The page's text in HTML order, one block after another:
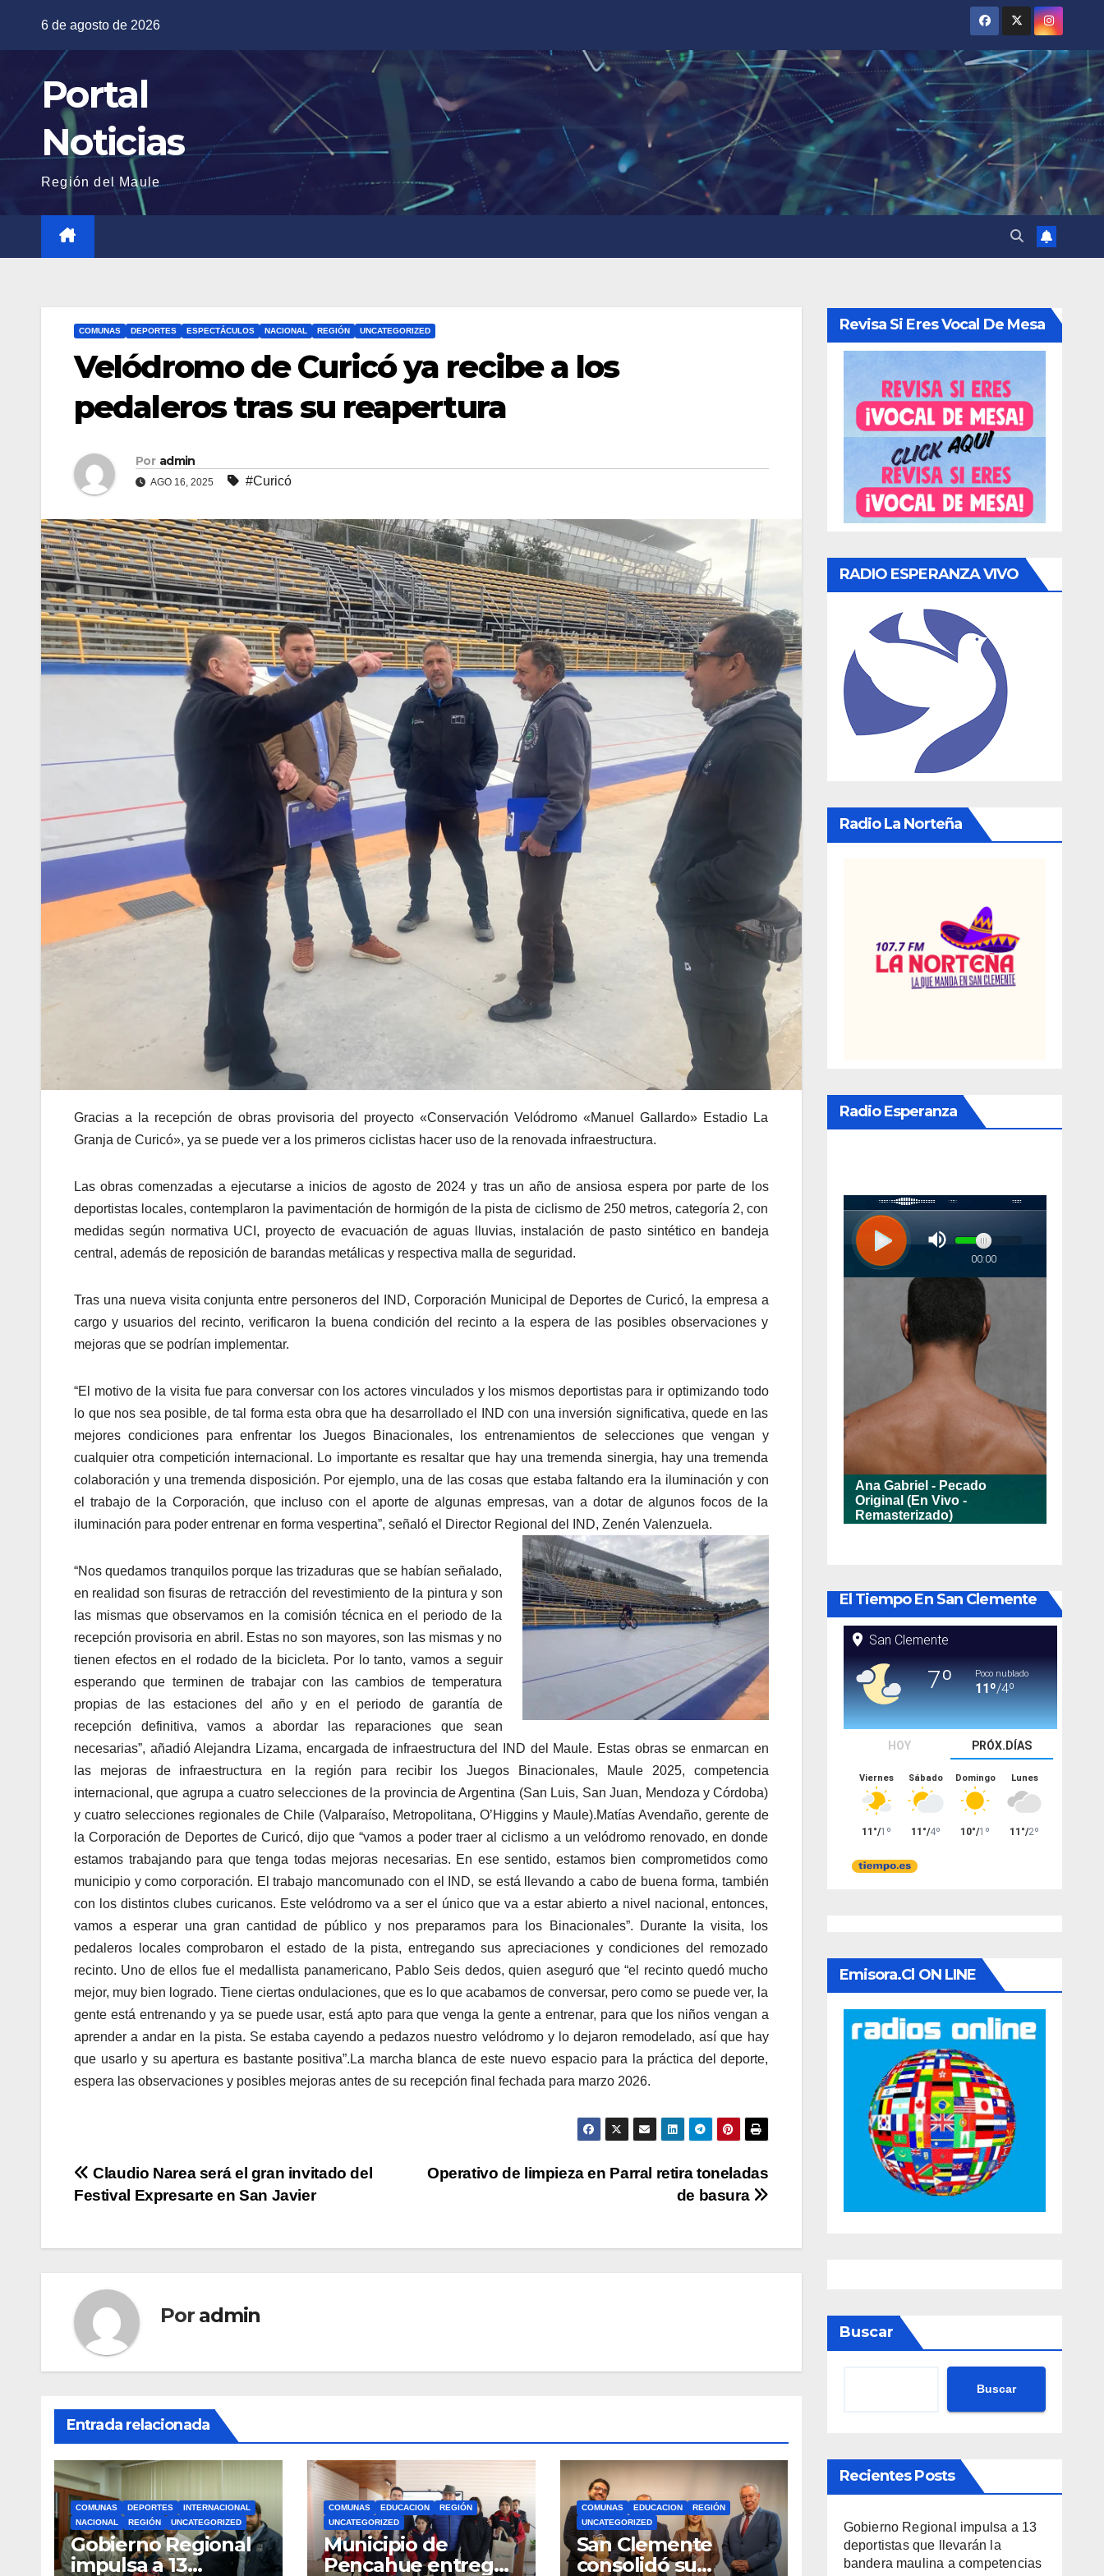
contenido
6 de agosto de 2026
Portal
Noticias
Región del Maule
COMUNAS DEPORTES ESPECTÁCULOS NACIONAL REGIÓN UNCATEGORIZED
Velódromo de Curicó ya recibe a los
pedaleros tras su reapertura
Por admin
AGO 16, 2025 #Curicó
Gracias a la recepción de obras provisoria del proyecto «Conservación Velódromo «Manuel Gallardo» Estadio La
Granja de Curicó», ya se puede ver a los primeros ciclistas hacer uso de la renovada infraestructura.
Las obras comenzadas a ejecutarse a inicios de agosto de 2024 y tras un año de ansiosa espera por parte de los
deportistas locales, contemplaron la pavimentación de hormigón de la pista de ciclismo de 250 metros, categoría 2, con
medidas según normativa UCI, proyecto de evacuación de aguas lluvias, instalación de pasto sintético en bandeja
central, además de reposición de barandas metálicas y respectiva malla de seguridad.
Tras una nueva visita conjunta entre personeros del IND, Corporación Municipal de Deportes de Curicó, la empresa a
cargo y usuarios del recinto, verificaron la buena condición del recinto a la espera de las posibles observaciones y
mejoras que se podrían implementar.
“El motivo de la visita fue para conversar con los actores vinculados y los mismos deportistas para ir optimizando todo
lo que nos sea posible, de tal forma esta obra que ha desarrollado el IND con una inversión significativa, quede en las
mejores condiciones para enfrentar los Juegos Binacionales, los entrenamientos de selecciones que vengan y
cualquier otra competición internacional. Lo importante es resaltar que hay una tremenda sinergia, hay una tremenda
colaboración y una tremenda disposición. Por ejemplo, una de las cosas que estaba faltando era la iluminación y con
el trabajo de la Corporación, que incluso con el aporte de algunas empresas, van a dotar de algunos focos de la
iluminación para poder entrenar en forma vespertina”, señaló el Director Regional del IND, Zenén Valenzuela.
“Nos quedamos tranquilos porque las trizaduras que se habían señalado,
en realidad son fisuras de retracción del revestimiento de la pintura y son
las mismas que observamos en la comisión técnica en el periodo de la
recepción provisoria en abril. Estas no son mayores, son las mismas y no
tienen efectos en el rodado de la bicicleta. Por lo tanto, vamos a seguir
esperando que terminen de trabajar con las cambios de temperatura
propias de las estaciones del año y en el periodo de garantía de
recepción definitiva, vamos a abordar las reparaciones que sean
necesarias”, añadió Alejandra Lizama, encargada de infraestructura del IND del Maule. Estas obras se enmarcan en
las mejoras de infraestructura en la región para recibir los Juegos Binacionales, Maule 2025, competencia
internacional, que agrupa a cuatro selecciones de la provincia de Argentina (San Luis, San Juan, Mendoza y Córdoba)
y cuatro selecciones regionales de Chile (Valparaíso, Metropolitana, O’Higgins y Maule).Matías Avendaño, gerente de
la Corporación de Deportes de Curicó, dijo que “vamos a poder traer al ciclismo a un velódromo renovado, en donde
estamos trabajando para que tenga todas mejoras necesarias. En ese sentido, estamos bien comprometidos como
municipio y como corporación. El trabajo mancomunado con el IND, se está llevando a cabo de buena forma, también
con los distintos clubes curicanos. Este velódromo va a ser el único que va a estar abierto a nivel nacional, entonces,
vamos a esperar una gran cantidad de público y nos preparamos para los Binacionales”. Durante la visita, los
pedaleros locales comprobaron el estado de la pista, entregando sus apreciaciones y condiciones del remozado
recinto. Uno de ellos fue el medallista panamericano, Pablo Seis dedos, quien aseguró que “el recinto quedó mucho
mejor, muy bien logrado. Tiene ciertas ondulaciones, que es lo que acabamos de conversar, pero como se puede ver, la
gente está entrenando y ya se puede usar, está apto para que venga la gente a entrenar, para que los niños vengan a
aprender a andar en la pista. Se estaba cayendo a pedazos nuestro velódromo y lo dejaron remodelado, así que hay
que usarlo y su apertura es bastante positiva”.La marcha blanca de este nuevo espacio para la práctica del deporte,
espera las observaciones y posibles mejoras antes de su recepción final fechada para marzo 2026.
Navegación
entradas
Operativo de limpieza en Parral retira toneladas
de basura
Claudio Narea será el gran invitado del
Festival Expresarte en San Javier
Por admin
Entrada relacionada
COMUNAS DEPORTES
INTERNACIONAL
NACIONAL
REGIÓN UNCATEGORIZED
Gobierno Regional
impulsa a 13
COMUNAS EDUCACION
REGIÓN
UNCATEGORIZED
Municipio de
Pencahue entrega
COMUNAS EDUCACION
REGIÓN
UNCATEGORIZED
San Clemente
consolidó su
Revisa Si Eres Vocal De Mesa
RADIO ESPERANZA VIVO
Radio La Norteña
Radio Esperanza
El Tiempo En San Clemente
Emisora.cl ON LINE
Buscar
Buscar
Recientes Posts
Gobierno Regional impulsa a 13
deportistas que llevarán la
bandera maulina a competencias